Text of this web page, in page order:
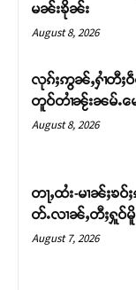
တႃႇႁႂ်ႈသဵင်ၵ
တ်ႇ တူဝ်ႈလုမ်
ဝ်ႇ
မၼ်းၶိုၼ်း
August 8, 2026
လုၵ်ႈဢွၼ်ႇႁၢႆတီႈ
တူဝ်တၢႆၼႂ်းၼမ်ႉမေ
August 8, 2026
တႃႇထႆး-မၢၼ်ႈၶ
တ်ႉလၢၼ်ႇတီႈႁူဝ်မိူ
August 7, 2026